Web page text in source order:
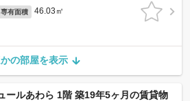
専有面積 46.03㎡
の部屋を表示
ールあわら 1階 築19年5ヶ月の賃貸物